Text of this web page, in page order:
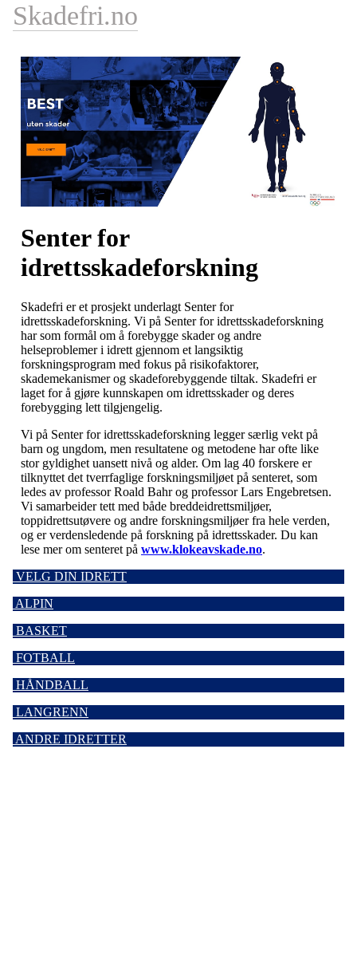
Skadefri.no
Senter for
idrettsskadeforskning
Skadefri er et prosjekt underlagt Senter for
idrettsskadeforskning. Vi på Senter for idrettsskadeforskning
har som formål om å forebygge skader og andre
helseproblemer i idrett gjennom et langsiktig
forskningsprogram med fokus på risikofaktorer,
skademekanismer og skadeforebyggende tiltak. Skadefri er
laget for å gjøre kunnskapen om idrettsskader og deres
forebygging lett tilgjengelig.
Vi på Senter for idrettsskadeforskning legger særlig vekt på
barn og ungdom, men resultatene og metodene har ofte like
stor gyldighet uansett nivå og alder. Om lag 40 forskere er
tilknyttet det tverrfaglige forskningsmiljøet på senteret, som
ledes av professor Roald Bahr og professor Lars Engebretsen.
Vi samarbeider tett med både breddeidrettsmiljøer,
toppidrettsutøvere og andre forskningsmiljøer fra hele verden,
og er verdensledende på forskning på idrettsskader. Du kan
lese mer om senteret på www.klokeavskade.no.
VELG DIN IDRETT
ALPIN
BASKET
FOTBALL
HÅNDBALL
LANGRENN
ANDRE IDRETTER